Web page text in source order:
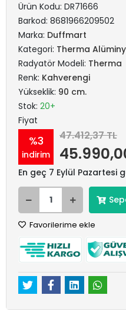
Ürün Kodu: DR71666
Barkod: 8681966209502
Marka: Duffmart
Kategori: Therma
Radyatör Modeli: Therma
Renk: Kahverengi
Yükseklik: 90 cm.
Stok: 20+
Fiyat
%3
indirim
47.412,37 TL
En geç 7 Eylül Pazartesi
Favorilerime ekle